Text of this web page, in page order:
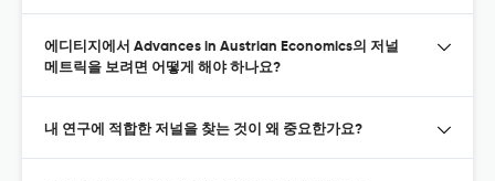
에디티지에서 Advances in Austrian Economics의 저널
메트릭을 보려면 어떻게 해야 하나요?
내 연구에 적합한 저널을 찾는 것이 왜 중요한가요?